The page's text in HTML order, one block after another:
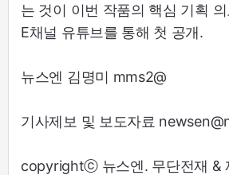
는 것이 이번 작품의 핵심 기획
E채널 유튜브를 통해 첫 공개.
뉴스엔 김명미 mms2@
기사제보 및 보도자료
copyrightⓒ 뉴스엔. 무단전재 &